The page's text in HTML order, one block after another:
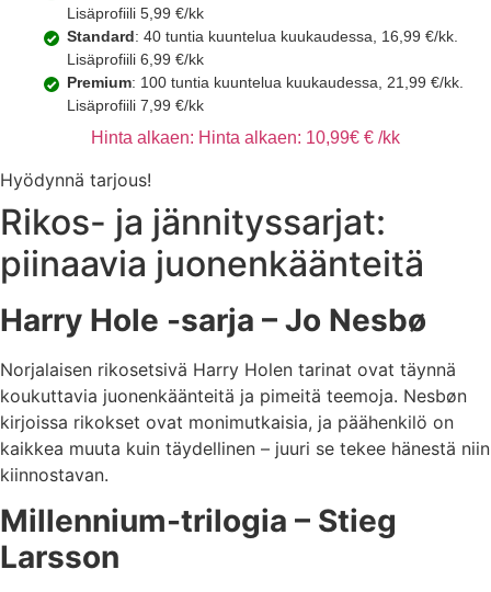
Lisäprofiili 5,99 €/kk
Standard: 40 tuntia kuuntelua kuukaudessa, 16,99 €/kk.
Lisäprofiili 6,99 €/kk
Premium: 100 tuntia kuuntelua kuukaudessa, 21,99 €/kk.
Lisäprofiili 7,99 €/kk
Hinta alkaen: Hinta alkaen: 10,99€ € /kk
Hyödynnä tarjous!
Rikos- ja jännityssarjat:
piinaavia juonenkäänteitä
Harry Hole -sarja – Jo Nesbø
Norjalaisen rikosetsivä Harry Holen tarinat ovat täynnä
koukuttavia juonenkäänteitä ja pimeitä teemoja. Nesbøn
kirjoissa rikokset ovat monimutkaisia, ja päähenkilö on
kaikkea muuta kuin täydellinen – juuri se tekee hänestä niin
kiinnostavan.
Millennium-trilogia – Stieg
Larsson